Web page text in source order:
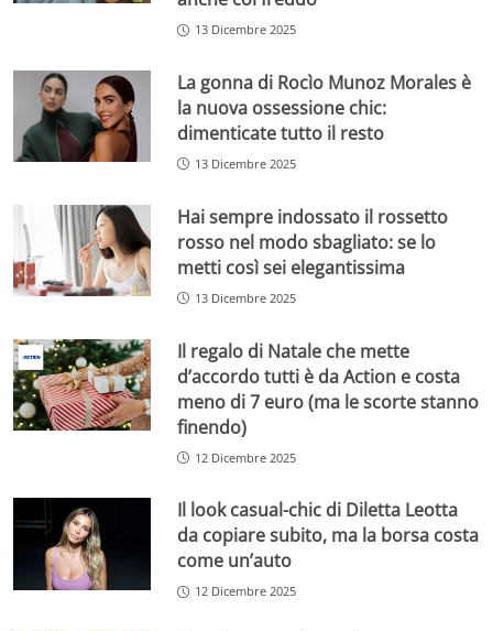
13 Dicembre 2025
La gonna di Rocìo Munoz Morales è
la nuova ossessione chic:
dimenticate tutto il resto
13 Dicembre 2025
Hai sempre indossato il rossetto
rosso nel modo sbagliato: se lo
metti così sei elegantissima
13 Dicembre 2025
Il regalo di Natale che mette
d’accordo tutti è da Action e costa
meno di 7 euro (ma le scorte stanno
finendo)
12 Dicembre 2025
Il look casual-chic di Diletta Leotta
da copiare subito, ma la borsa costa
come un’auto
12 Dicembre 2025